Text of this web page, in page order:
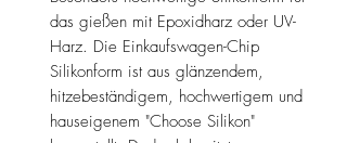
das gießen mit Epoxidharz oder UV-
Harz. Die Einkaufswagen-Chip
Silikonform ist aus glänzendem,
hitzebeständigem, hochwertigem und
hauseigenem "Choose Silikon"